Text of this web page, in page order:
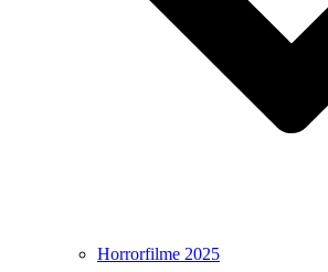
Horrorfilme 2025